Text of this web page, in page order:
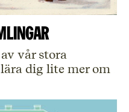
vår stora
dig lite mer om